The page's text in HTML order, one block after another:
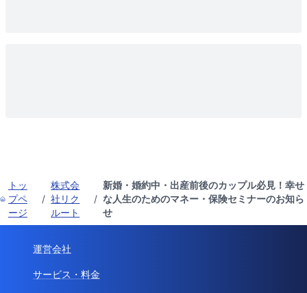
トッ
プペ
ージ
/
株式会
社リク
ルート
/
新婚・婚約中・出産前後のカップル必見！幸せ
な人生のためのマネー・保険セミナーのお知ら
せ
運営会社
サービス・料金